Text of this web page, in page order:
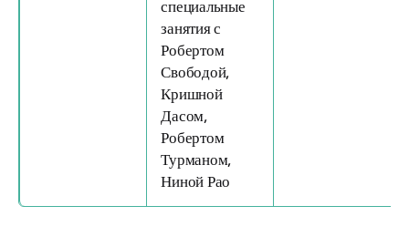
специальные
занятия с
Робертом
Свободой,
Кришной
Дасом,
Робертом
Турманом,
Ниной Рао